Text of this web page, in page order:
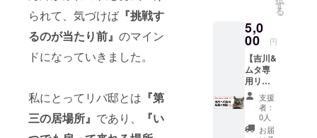
られて、気づけば 『挑戦す
るのが当たり前』 のマイン
ドになっていきました。
私にとってリバ邸とは 『第
三の居場所』 であり、
『い
ングの
活動報
告にお
名前掲
載
応じた
にのり
ます）
●リバ邸
深セン
ご支援
者様限
定FBグ
ループ
へのご
招待 ●
す
る
5,0
00 円
【吉川&
ムタ専
用リ
ター
ン】 ●1
時間の
濃密な
支援
者：
0人
お届